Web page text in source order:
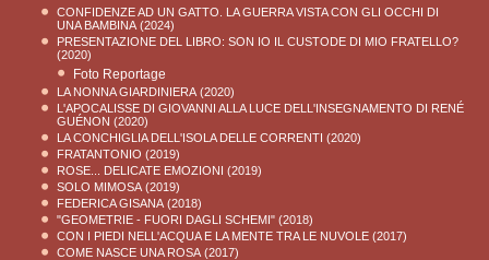
CONFIDENZE AD UN GATTO. LA GUERRA VISTA CON GLI OCCHI DI
UNA BAMBINA (2024)
PRESENTAZIONE DEL LIBRO: SON IO IL CUSTODE DI MIO FRATELLO?
(2020)
Foto Reportage
LA NONNA GIARDINIERA (2020)
L'APOCALISSE DI GIOVANNI ALLA LUCE DELL'INSEGNAMENTO DI RENÉ
GUÉNON (2020)
LA CONCHIGLIA DELL'ISOLA DELLE CORRENTI (2020)
FRATANTONIO (2019)
ROSE... DELICATE EMOZIONI (2019)
SOLO MIMOSA (2019)
FEDERICA GISANA (2018)
"GEOMETRIE - FUORI DAGLI SCHEMI" (2018)
CON I PIEDI NELL'ACQUA E LA MENTE TRA LE NUVOLE (2017)
COME NASCE UNA ROSA (2017)